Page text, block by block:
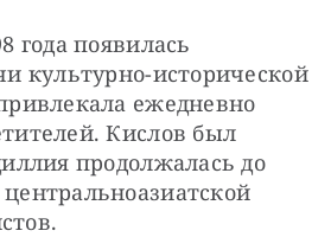
года появилась
культурно-исторической
ежедневно
Кислов был
продолжалась до